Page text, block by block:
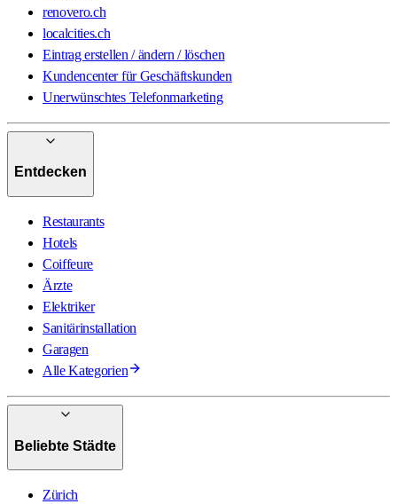
renovero.ch
localcities.ch
Eintrag erstellen / ändern / löschen
Kundencenter für Geschäftskunden
Unerwünschtes Telefonmarketing
Entdecken
Restaurants
Hotels
Coiffeure
Ärzte
Elektriker
Sanitärinstallation
Garagen
Alle Kategorien
Beliebte Städte
Zürich